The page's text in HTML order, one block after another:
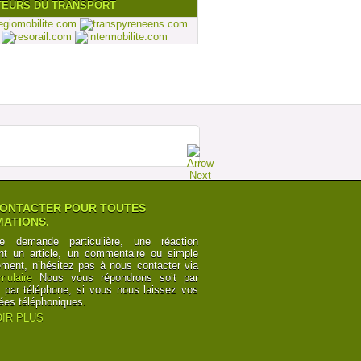
DU TRANSPORT
POUR TOUTES
demande particulière, une réaction
un article, un commentaire ou simple
n’hésitez pas à nous contacter via
Nous vous répondrons soit par
par téléphone, si vous nous laissez vos
téléphoniques.
PLUS